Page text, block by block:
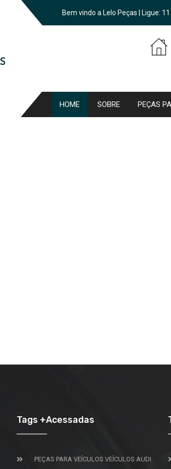
Bem vindo a Lelo Peças | Ligue:
HOME SOBRE PEÇAS
Tags +Acessadas
PEÇAS PARA VEÍCULOS VEÍCULOS AUDI